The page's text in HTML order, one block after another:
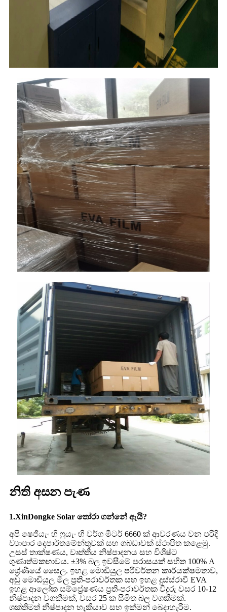
නිති අසන පැණ
1.XinDongke Solar තෝරා ගන්නේ ඇයි?
අපි ෂෙජියැං හි ෆුයැං හි වර්ග මීටර් 6660 ක් ආවරණය වන පරිදි
ව්‍යාපාර දෙපාර්තමේන්තුවක් සහ ගබඩාවක් ස්ථාපිත කළෙමු.
උසස් තාක්ෂණය, වෘත්තීය නිෂ්පාදනය සහ විශිෂ්ට
ගුණාත්මකභාවය. ±3% බල ඉවසීමේ පරාසයක් සහිත 100% A
ශ්‍රේණියේ සෛල. ඉහළ මොඩියුල පරිවර්තන කාර්යක්ෂමතාව,
අඩු මොඩියුල මිල ප්‍රති-පරාවර්තක සහ ඉහළ දුස්ස්රාවී EVA
ඉහළ ආලෝක සම්ප්‍රේෂණය ප්‍රති-පරාවර්තක වීදුරු වසර 10-12
නිෂ්පාදන වගකීමක්, වසර 25 ක සීමිත බල වගකීමක්.
ශක්තිමත් නිෂ්පාදන හැකියාව සහ ඉක්මන් බෙදාහැරීම.